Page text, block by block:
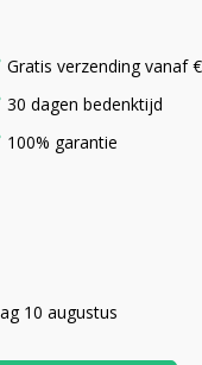
Gratis verzending vanaf
30 dagen bedenktijd
100% garantie
10 augustus